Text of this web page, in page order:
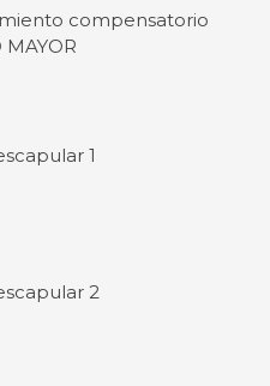
compensatorio
MAYOR
1
2